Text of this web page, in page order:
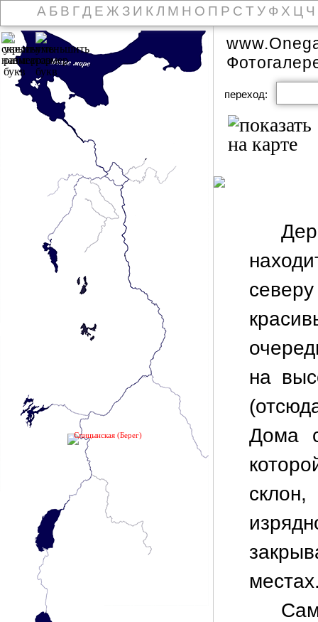
А Б В Г Д Е Ж З И К Л М Н О П Р С Т У Ф Х Ц Ч
Спицынская (Берег)
переход:
на
Дома